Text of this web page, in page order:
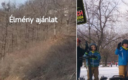
Élmény ajánlat